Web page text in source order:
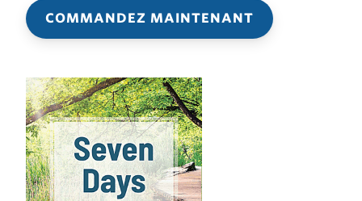
COMMANDEZ MAINTENANT